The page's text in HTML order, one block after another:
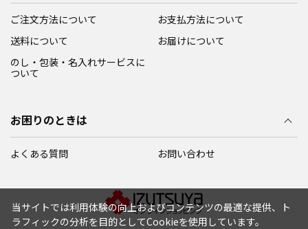
ご注文方法について
お支払方法について
送料について
お届けについて
のし・包装・名入れサービスに
ついて
お困りのときは
よくある質問 お問い合わせ
当サイトでは利用体験の向上およびコンテンツの最適な提供、ト
ラフィックの分析を目的としてCookieを使用しています。